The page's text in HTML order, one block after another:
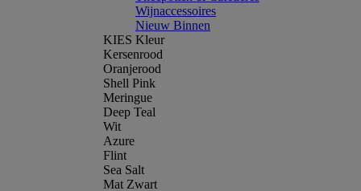
Wijnaccessoires
Nieuw Binnen
KIES Kleur
Kersenrood
Oranjerood
Shell Pink
Meringue
Deep Teal
Wit
Azure
Flint
Sea Salt
Mat Zwart